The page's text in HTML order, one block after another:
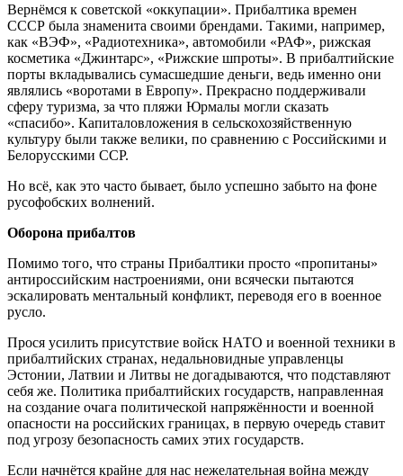
Вернёмся к советской «оккупации». Прибалтика времен
СССР была знаменита своими брендами. Такими, например,
как «ВЭФ», «Радиотехника», автомобили «РАФ», рижская
косметика «Джинтарс», «Рижские шпроты». В прибалтийские
порты вкладывались сумасшедшие деньги, ведь именно они
являлись «воротами в Европу». Прекрасно поддерживали
сферу туризма, за что пляжи Юрмалы могли сказать
«спасибо». Капиталовложения в сельскохозяйственную
культуру были также велики, по сравнению с Российскими и
Белорусскими ССР.
Но всё, как это часто бывает, было успешно забыто на фоне
русофобских волнений.
Оборона прибалтов
Помимо того, что страны Прибалтики просто «пропитаны»
антироссийским настроениями, они всячески пытаются
эскалировать ментальный конфликт, переводя его в военное
русло.
Прося усилить присутствие войск НАТО и военной техники в
прибалтийских странах, недальновидные управленцы
Эстонии, Латвии и Литвы не догадываются, что подставляют
себя же. Политика прибалтийских государств, направленная
на создание очага политической напряжённости и военной
опасности на российских границах, в первую очередь ставит
под угрозу безопасность самих этих государств.
Если начнётся крайне для нас нежелательная война между